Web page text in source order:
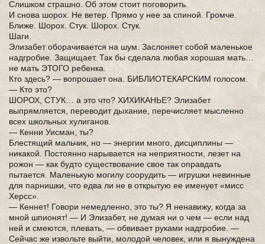
Слишком страшно. Об этом стоит поговорить.
И снова шорох. Не ветер. Прямо у нее за спиной. Громче.
Ближе. Шорох. Стук. Шорох. Стук.
Шаги.
Элизабет оборачивается на шум. Заслоняет собой маленькое
надгробие. Защищает. Так бы сделала любая хорошая мать…
не мать ЭТОГО ребенка.
Кто здесь? — вопрошает она. БИБЛИОТЕКАРСКИМ голосом.
— Кто это?
ШОРОХ, СТУК… а это что? ХИХИКАНЬЕ? Элизабет
выпрямляется, переводит дыхание, перечисляет мысленно
всех школьных хулиганов.
— Кенни Уисман, ты?
Блестящий мальчик, но — энергии много, дисциплины —
никакой. Постоянно нарывается на неприятности, лезет на
рожон — как будто существование свое так оправдать
пытается. Маленькую могилу соорудить — игрушки невинные
для парнишки, что едва ли не в открытую ее именует «мисс
Херсс».
— Кеннет! Говори немедленно, это ты? Я ненавижу, когда за
мной шпионят! — И Элизабет, не думая ни о чем — если над
ней и смеются, плевать, — обвивает руками надгробие. —
Сейчас же извольте выйти, молодой человек, или я вынуждена